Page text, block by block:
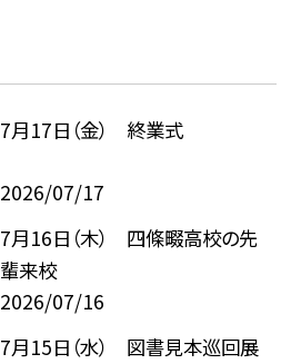
7月17日（金） 終業式
2026/07/17
7月16日（木） 四條畷高校の先
輩来校
2026/07/16
7月15日（水） 図書見本巡回展